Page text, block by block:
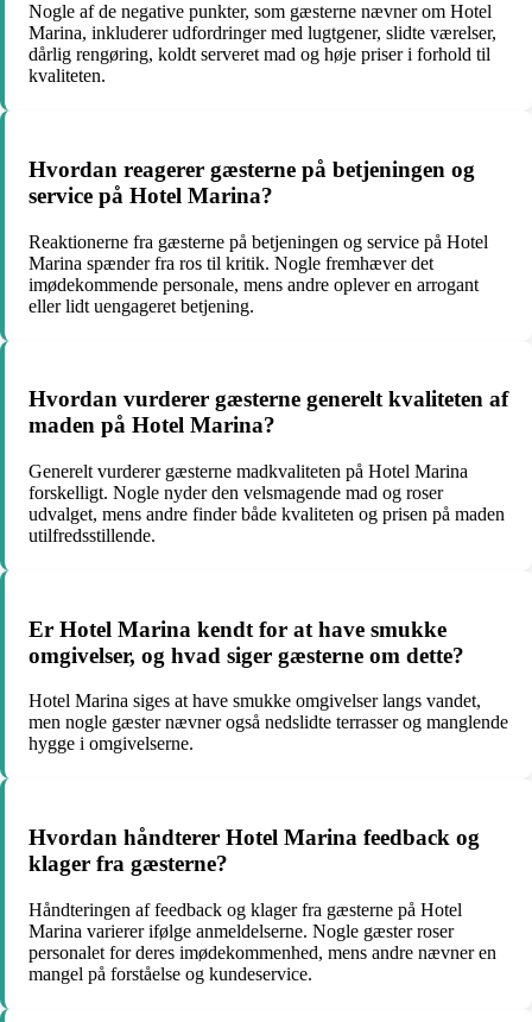
Nogle af de negative punkter, som gæsterne nævner om Hotel
Marina, inkluderer udfordringer med lugtgener, slidte værelser,
dårlig rengøring, koldt serveret mad og høje priser i forhold til
kvaliteten.
Hvordan reagerer gæsterne på betjeningen og
service på Hotel Marina?
Reaktionerne fra gæsterne på betjeningen og service på Hotel
Marina spænder fra ros til kritik. Nogle fremhæver det
imødekommende personale, mens andre oplever en arrogant
eller lidt uengageret betjening.
Hvordan vurderer gæsterne generelt kvaliteten af
maden på Hotel Marina?
Generelt vurderer gæsterne madkvaliteten på Hotel Marina
forskelligt. Nogle nyder den velsmagende mad og roser
udvalget, mens andre finder både kvaliteten og prisen på maden
utilfredsstillende.
Er Hotel Marina kendt for at have smukke
omgivelser, og hvad siger gæsterne om dette?
Hotel Marina siges at have smukke omgivelser langs vandet,
men nogle gæster nævner også nedslidte terrasser og manglende
hygge i omgivelserne.
Hvordan håndterer Hotel Marina feedback og
klager fra gæsterne?
Håndteringen af feedback og klager fra gæsterne på Hotel
Marina varierer ifølge anmeldelserne. Nogle gæster roser
personalet for deres imødekommenhed, mens andre nævner en
mangel på forståelse og kundeservice.